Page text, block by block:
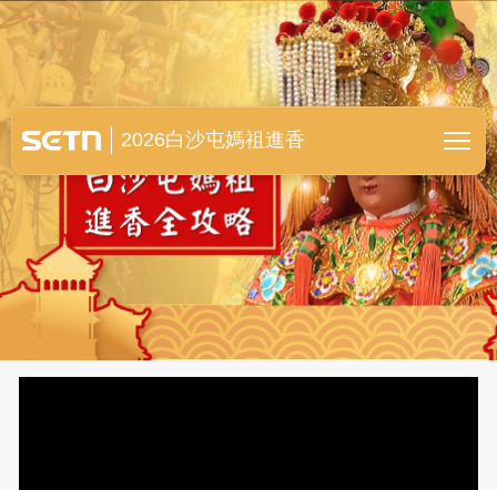
白沙屯媽祖進香全紀錄
2026白沙屯媽祖進香